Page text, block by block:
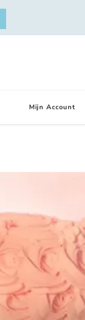
Mijn Account